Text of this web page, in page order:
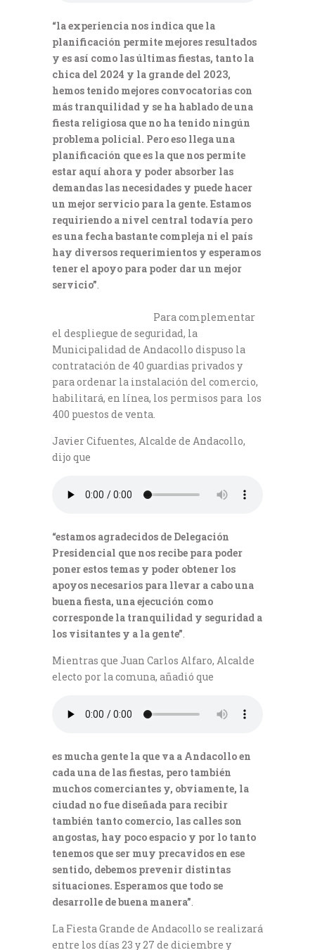
“la experiencia nos indica que la
planificación permite mejores resultados
y es así como las últimas fiestas, tanto la
chica del 2024 y la grande del 2023,
hemos tenido mejores convocatorias con
más tranquilidad y se ha hablado de una
fiesta religiosa que no ha tenido ningún
problema policial. Pero eso llega una
planificación que es la que nos permite
estar aquí ahora y poder absorber las
demandas las necesidades y puede hacer
un mejor servicio para la gente. Estamos
requiriendo a nivel central todavía pero
es una fecha bastante compleja ni el país
hay diversos requerimientos y esperamos
tener el apoyo para poder dar un mejor
servicio”.
Para complementar
el despliegue de seguridad, la
Municipalidad de Andacollo dispuso la
contratación de 40 guardias privados y
para ordenar la instalación del comercio,
habilitará, en línea, los permisos para los
400 puestos de venta.
Javier Cifuentes, Alcalde de Andacollo,
dijo que
“estamos agradecidos de Delegación
Presidencial que nos recibe para poder
poner estos temas y poder obtener los
apoyos necesarios para llevar a cabo una
buena fiesta, una ejecución como
corresponde la tranquilidad y seguridad a
los visitantes y a la gente”.
Mientras que Juan Carlos Alfaro, Alcalde
electo por la comuna, añadió que
es mucha gente la que va a Andacollo en
cada una de las fiestas, pero también
muchos comerciantes y, obviamente, la
ciudad no fue diseñada para recibir
también tanto comercio, las calles son
angostas, hay poco espacio y por lo tanto
tenemos que ser muy precavidos en ese
sentido, debemos prevenir distintas
situaciones. Esperamos que todo se
desarrolle de buena manera”.
La Fiesta Grande de Andacollo se realizará
entre los días 23 y 27 de diciembre y